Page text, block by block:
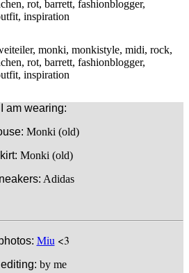
I am wearing:
Monki (old)
Monki (old)
Adidas
Miu <3
editing: by me